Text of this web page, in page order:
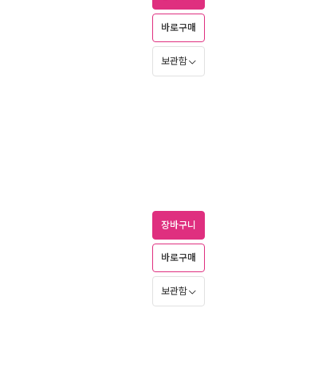
바로구매
보관함
장바구니
바로구매
보관함